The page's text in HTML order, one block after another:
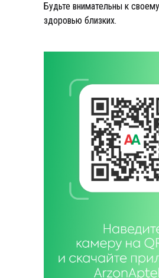
Будьте внимательны к
здоровью близких.